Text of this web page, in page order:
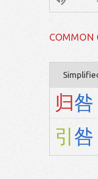
COMMON
归咎
引 咎